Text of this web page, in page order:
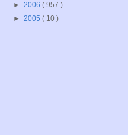
► 2006 ( 957 )
► 2005 ( 10 )